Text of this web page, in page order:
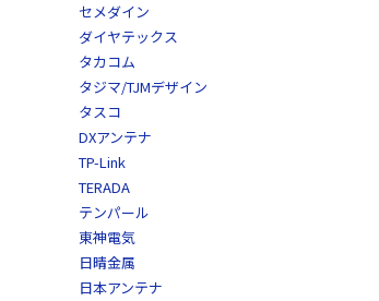
セメダイン
ダイヤテックス
タカコム
タジマ/TJMデザイン
タスコ
DXアンテナ
TP-Link
TERADA
テンパール
東神電気
日晴金属
日本アンテナ